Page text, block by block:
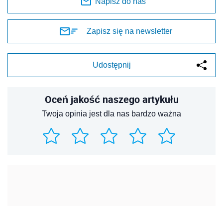
Zapisz się na newsletter
Udostępnij
Oceń jakość naszego artykułu
Twoja opinia jest dla nas bardzo ważna